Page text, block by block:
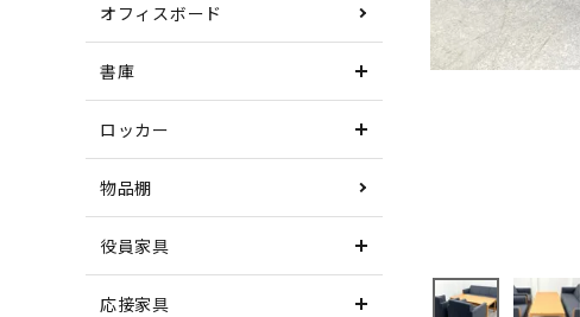
オフィスボード
書庫
ロッカー
物品棚
役員家具
応接家具